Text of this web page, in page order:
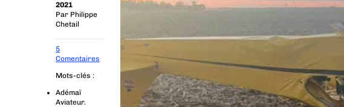
2021
Par Philippe
Chetail
5
Comentaires
Mots-clés :
Adémaï
Aviateur.